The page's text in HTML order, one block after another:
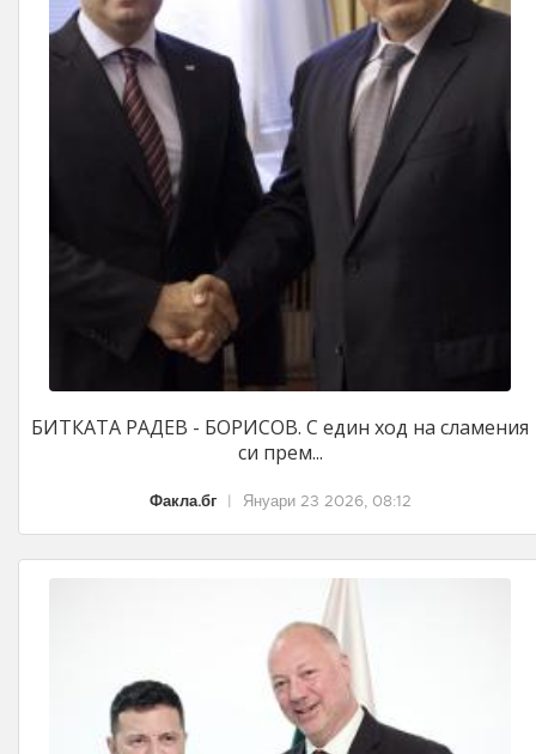
БИТКАТА РАДЕВ - БОРИСОВ. С един ход на сламения
си прем...
Факла.бг Януари 23 2026, 08:12